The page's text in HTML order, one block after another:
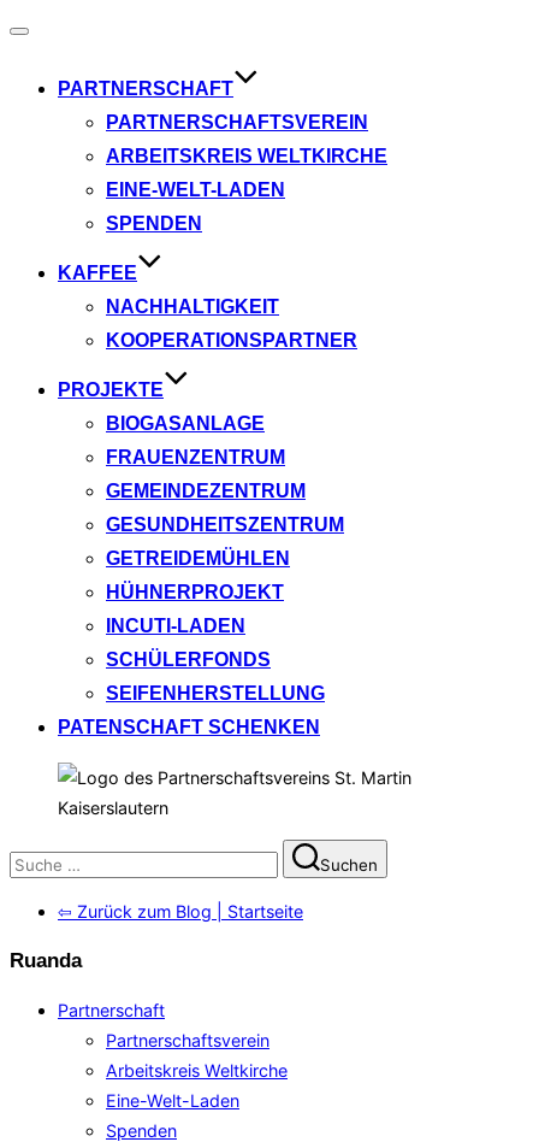
Navigation
PARTNERSCHAFT
PARTNERSCHAFTSVEREIN
ARBEITSKREIS WELTKIRCHE
EINE-WELT-LADEN
SPENDEN
KAFFEE
NACHHALTIGKEIT
KOOPERATIONSPARTNER
PROJEKTE
BIOGASANLAGE
FRAUENZENTRUM
GEMEINDEZENTRUM
GESUNDHEITSZENTRUM
GETREIDEMÜHLEN
HÜHNERPROJEKT
INCUTI-LADEN
SCHÜLERFONDS
SEIFENHERSTELLUNG
PATENSCHAFT SCHENKEN
Suchen
nach:
Suchen
⇦ Zurück zum Blog | Startseite
Ruanda
Partnerschaft
Partnerschaftsverein
Arbeitskreis Weltkirche
Eine-Welt-Laden
Spenden